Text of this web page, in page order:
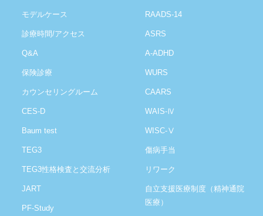
モデルケース
診療時間/アクセス
Q&A
保険診療
カウンセリングルーム
CES-D
Baum test
TEG3
TEG3性格検査と交流分析
JART
PF-Study
RAADS-14
ASRS
A-ADHD
WURS
CAARS
WAIS-Ⅳ
WISC-Ⅴ
傷病手当
リワーク
自立支援医療制度（精神通院
医療）